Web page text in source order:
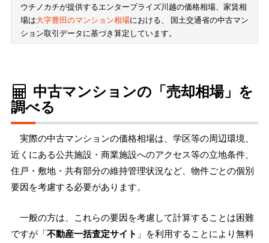
ウチノカチが提供するエンタープライズ川越の価格相場、家賃相
場は大字豊田のマンション相場における、 国土交通省の中古マン
ション取引データに基づき算定しています。
中古マンションの「売却相場」を
調べる
実際の中古マンションの価格相場は、学区等の周辺環境、
近くにある公共施設・商業施設へのアクセス等の立地条件、
住戸・敷地・共有部分の維持管理状況など、物件ごとの個別
要因を考慮する必要があります。
一般の方は、これらの要因を考慮して計算することは困難
ですが「不動産一括査定サイト 」を利用することにより無料